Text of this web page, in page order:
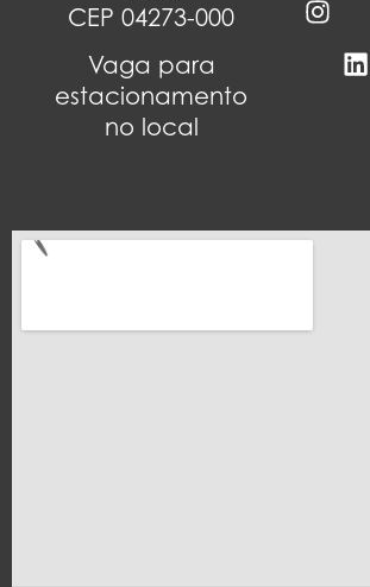
CEP 04273-000
Vaga para
estacionamento
no local